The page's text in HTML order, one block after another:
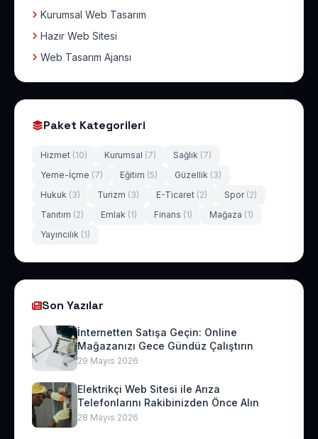
Kurumsal Web Tasarım
Hazır Web Sitesi
Web Tasarım Ajansı
Paket Kategorileri
Hizmet (10) Kurumsal (7) Sağlık (7)
Yeme-İçme (7) Eğitim (5) Güzellik (3)
Hukuk (3) Turizm (3) E-Ticaret (2) Spor (2)
Tanıtım (2) Emlak (1) Finans (1) Mağaza (1)
Yayıncılık (1)
Son Yazılar
İnternetten Satışa Geçin: Online
Mağazanızı Gece Gündüz Çalıştırın
29 Mayıs 2026
Elektrikçi Web Sitesi ile Arıza
Telefonlarını Rakibinizden Önce Alın
28 Mayıs 2026